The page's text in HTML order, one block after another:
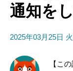
通知を
2025年03月25日
【こ